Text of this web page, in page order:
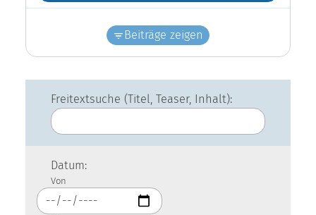
Beiträge zeigen
Freitextsuche (Titel, Teaser, Inhalt):
Datum:
Von